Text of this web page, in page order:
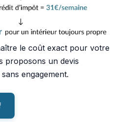
le coût exact pour votre
proposons un devis
engagement.